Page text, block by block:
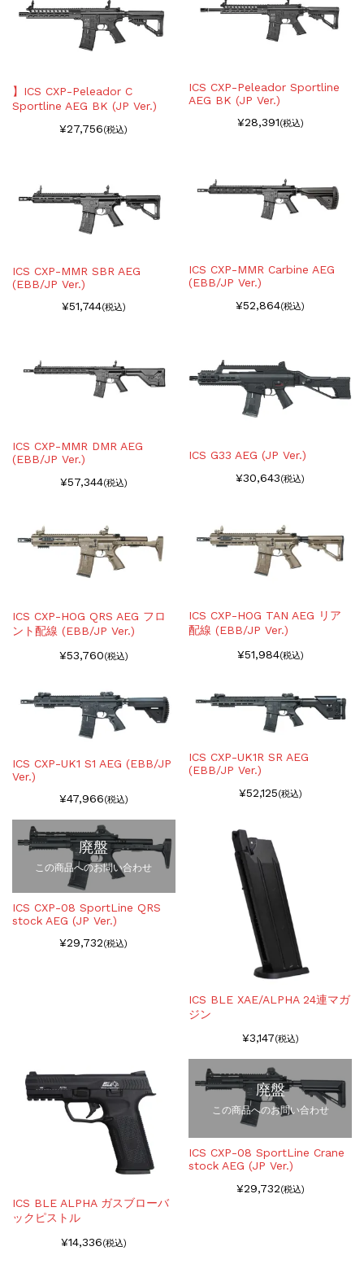
】ICS CXP-Peleador C
Sportline AEG BK (JP Ver.)
¥27,756(税込)
ICS CXP-Peleador Sportline
AEG BK (JP Ver.)
¥28,391(税込)
ICS CXP-MMR SBR AEG
(EBB/JP Ver.)
¥51,744(税込)
ICS CXP-MMR Carbine AEG
(EBB/JP Ver.)
¥52,864(税込)
ICS CXP-MMR DMR AEG
(EBB/JP Ver.)
¥57,344(税込)
ICS G33 AEG (JP Ver.)
¥30,643(税込)
ICS CXP-HOG QRS AEG フロ
ント配線 (EBB/JP Ver.)
¥53,760(税込)
ICS CXP-HOG TAN AEG リア
配線 (EBB/JP Ver.)
¥51,984(税込)
ICS CXP-UK1 S1 AEG (EBB/JP
Ver.)
¥47,966(税込)
ICS CXP-UK1R SR AEG
(EBB/JP Ver.)
¥52,125(税込)
廃盤
この商品へのお問い合わせ
ICS CXP-08 SportLine QRS
stock AEG (JP Ver.)
¥29,732(税込)
ICS BLE XAE/ALPHA 24連マガ
ジン
¥3,147(税込)
ICS BLE ALPHA ガスブローバ
ックピストル
¥14,336(税込)
廃盤
この商品へのお問い合わせ
ICS CXP-08 SportLine Crane
stock AEG (JP Ver.)
¥29,732(税込)